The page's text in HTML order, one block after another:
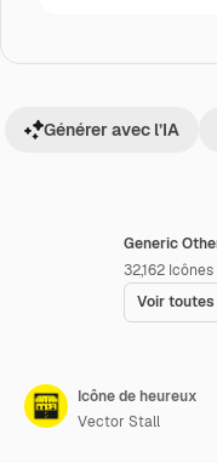
Generic
32,162 Icônes
Voir
Générer avec l’IA
Icône de heureux
Vector Stall